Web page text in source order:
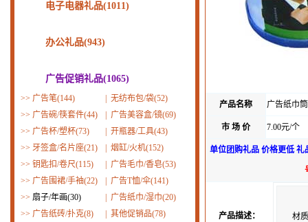
产品名称 广告纸巾筒
市 场 价 7.00元/个
单位团购礼品 价格更低 礼
产品描述： 材
电子电器礼品(1011)
办公礼品(943)
广告促销礼品(1065)
>> 广告笔(144)
无纺布包/袋(52)
>> 广告碗/筷套件(44)
广告美容盒/镜(69)
>> 广告杯/塑杯(73)
开瓶器/工具(43)
>> 牙签盒/名片座(21)
烟缸/火机(152)
>> 钥匙扣/卷尺(115)
广告毛巾/香皂(53)
>> 广告围裙/手袖(22)
广告T恤/伞(141)
>> 扇子/年画(30)
广告纸巾/湿巾(20)
>> 广告纸砖/扑克(8) 其他促销品(78)